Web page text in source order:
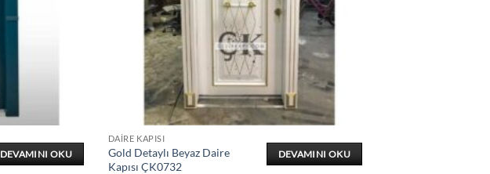
DEVAMINI OKU
DAIRE KAPISI
Gold Detaylı Beyaz Daire
Kapısı ÇK0732
DEVAMINI OKU